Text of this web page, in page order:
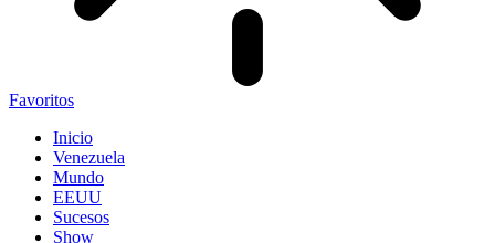
Favoritos
Inicio
Venezuela
Mundo
EEUU
Sucesos
Show